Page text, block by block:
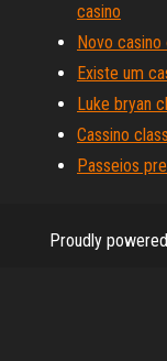
casino
Novo casino
Existe um
Luke bryan
Cassino
Passeios
Proudly